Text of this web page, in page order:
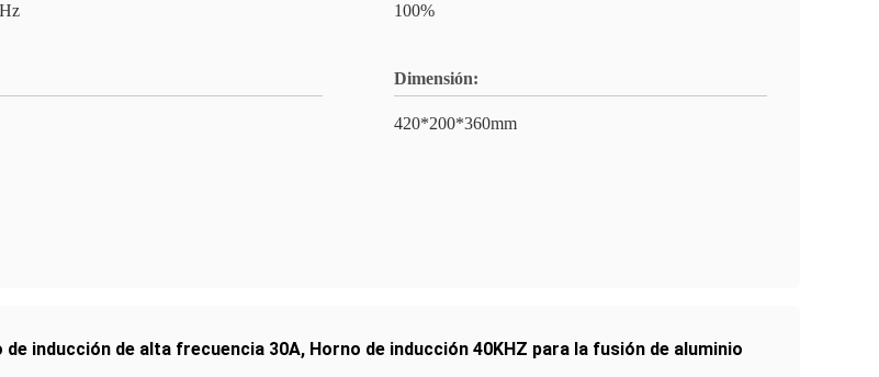
100%
Dimensión:
420*200*360mm
de inducción de alta frecuencia 30A, Horno de inducción 40KHZ para la fusión de aluminio